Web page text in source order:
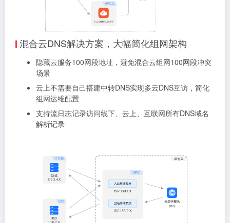
混合云DNS解决方案，大幅简化组网架构
隐藏云服务100网段地址，避免混合云组网100网段冲突
场景
云上不需要自己搭建中转DNS实现多云DNS互访，简化
组网运维配置
支持流日志记录访问线下、云上、互联网所有DNS域名
解析记录